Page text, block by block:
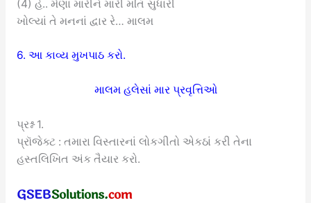
(4) હે.. મેણાં મારીને મારી મતિ સુધારી
ખોલ્યાં તે મનનાં દ્વાર રે… માલમ
6. આ કાવ્ય મુખપાઠ કરો.
માલમ હલેસાં માર પ્રવૃત્તિઓ
પ્રશ્ન 1.
પ્રૉજેક્ટ : તમારા વિસ્તારનાં લોકગીતો એકઠાં કરી તેના
હસ્તલિખિત અંક તૈયાર કરો.